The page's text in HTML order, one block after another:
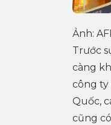
Ảnh:
Trước
càng
công ty
Quốc,
cũng